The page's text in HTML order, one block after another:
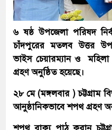
৬ ষষ্ঠ উপজেলা পরিষদ
চাঁদপুরের মতলব উত্তর
ভাইস চেয়ারম্যান ও মহিলা
গ্রহণ অনুষ্ঠিত হয়েছে।
২৮ মে (মঙ্গলবার ) চট্টগ্রাম
আনুষ্ঠানিকভাবে শপথ গ্রহণ